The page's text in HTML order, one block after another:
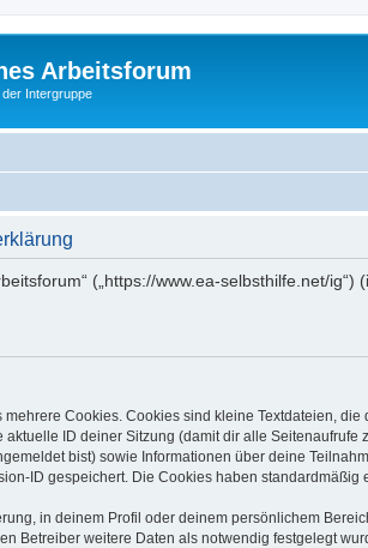
Arbeitsforum
Intergruppe
(„https://www.ea-selbsthilfe.net/
Cookies. Cookies sind kleine Textdateien,
ID deiner Sitzung (damit dir alle
bist) sowie Informationen über deine
ID gespeichert. Die Cookies haben
in deinem Profil oder deinem persönlichem
Betreiber weitere Daten als notwendig festgelegt